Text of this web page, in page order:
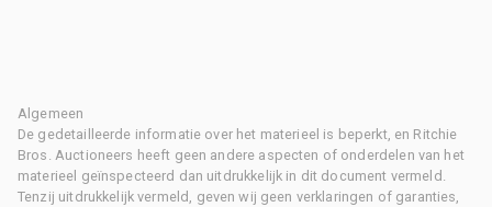
Algemeen
De gedetailleerde informatie over het materieel is beperkt, en Ritchie
Bros. Auctioneers heeft geen andere aspecten of onderdelen van het
materieel geïnspecteerd dan uitdrukkelijk in dit document vermeld.
Tenzij uitdrukkelijk vermeld, geven wij geen verklaringen of garanties,